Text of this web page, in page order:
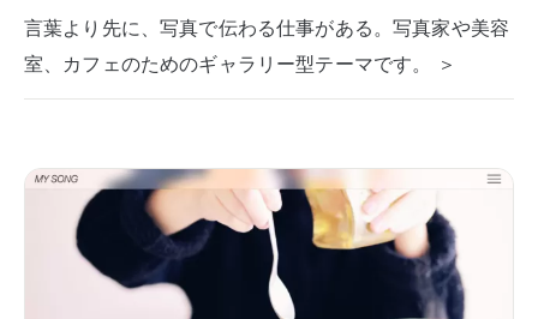
言葉より先に、写真で伝わる仕事がある。写真家や美容
室、カフェのためのギャラリー型テーマです。 ＞